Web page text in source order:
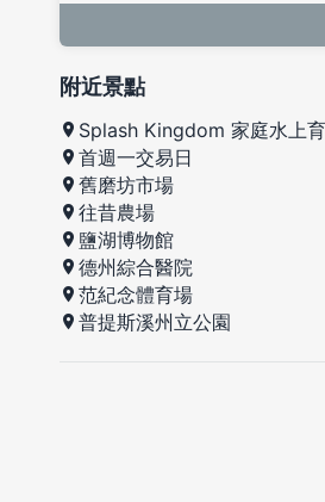
附近景點
Splash Kingdom 家庭水上
首週一交易日
舊磨坊市場
往昔農場
鹽湖博物館
德州綜合醫院
范紀念體育場
普提斯溪州立公園